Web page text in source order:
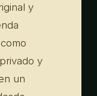
y
y
un